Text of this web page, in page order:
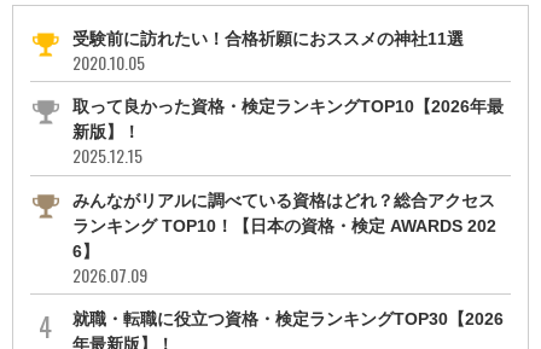
受験前に訪れたい！合格祈願におススメの神社11選
2020.10.05
取って良かった資格・検定ランキングTOP10【2026年最
新版】！
2025.12.15
みんながリアルに調べている資格はどれ？総合アクセス
ランキング TOP10！【日本の資格・検定 AWARDS 202
6】
2026.07.09
就職・転職に役立つ資格・検定ランキングTOP30【2026
年最新版】！